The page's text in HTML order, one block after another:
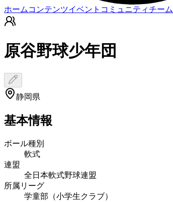
ホーム コンテンツイベント コミュニティチーム
原谷野球少年団
静岡県
基本情報
ボール種別
軟式
連盟
全日本軟式野球連盟
所属リーグ
学童部（小学生クラブ）